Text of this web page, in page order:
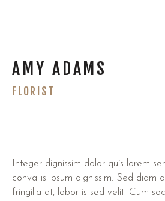
AMY ADAMS
FLORIST
Integer dignissim dolor quis lorem
convallis ipsum dignissim. Sed diam
fringilla at, lobortis sed velit. Cum